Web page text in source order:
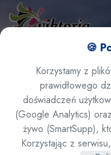
🍪
Korzystamy z
prawidłowego
doświadczeń
(Google Analytics)
żywo (SmartSupp),
Korzystając z
Wyniki